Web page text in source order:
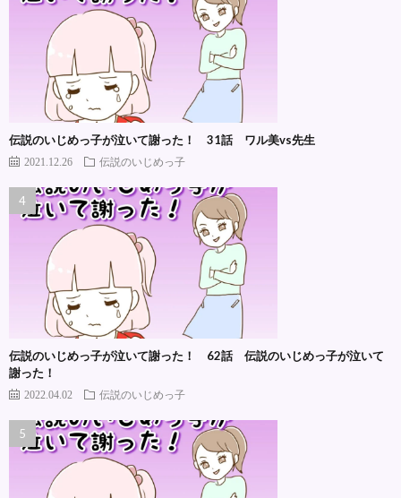
伝説のいじめっ子が泣いて謝った！ 31話 ワル美vs先生
2021.12.26 伝説のいじめっ子
伝説のいじめっ子が泣いて謝った！ 62話 伝説のいじめっ子が泣いて
謝った！
2022.04.02 伝説のいじめっ子